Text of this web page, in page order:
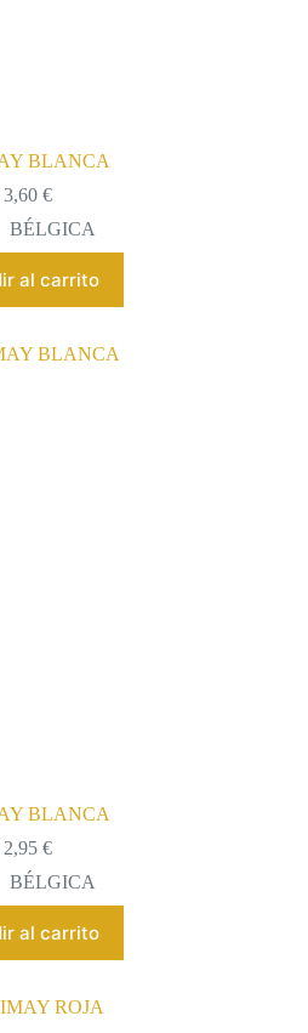
BLANCA
3,60€
BÉLGICA
al carrito
BLANCA
2,95€
BÉLGICA
al carrito